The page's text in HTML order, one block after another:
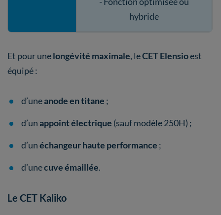
hybride
Et pour unelongévité maximale, leCET Elensioest
équipé :
d’uneanode en titane ;
d’unappoint électrique (sauf modèle 250H) ;
d’unéchangeur haute performance ;
d’unecuve émaillée.
Le CET Kaliko